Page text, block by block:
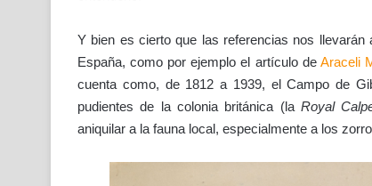
Y bien es cierto que las referencias nos
España, como por ejemplo el artículo de Araceli
cuenta como, de 1812 a 1939, el Campo de
pudientes de la colonia británica (laRoyal
aniquilar a la fauna local, especialmente a los